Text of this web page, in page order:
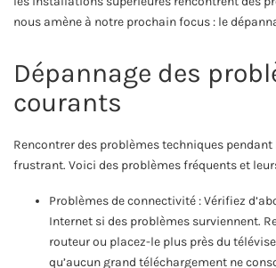
nous amène à notre prochain focus : le
Dépannage des
courants
Rencontrer des problèmes techniques
frustrant. Voici des problèmes fréquents et
Problèmes de connectivité : Vérifiez
Internet si des problèmes surviennent.
routeur ou placez-le plus près du
qu’aucun grand téléchargement ne